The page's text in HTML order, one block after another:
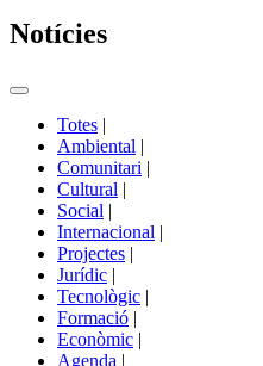
Notícies
Commutador
portals
Totes |
Ambiental |
Comunitari |
Cultural |
Social |
Internacional |
Projectes |
Jurídic |
Tecnològic |
Formació |
Econòmic |
Agenda |